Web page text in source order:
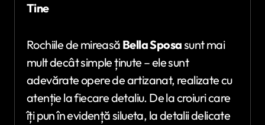
Tine
Rochiile de mireasă Bella Sposasunt mai
mult decât simple ținute – ele sunt
adevărate opere de artizanat, realizate cu
atenție la fiecare detaliu. De la croiuri care
îți pun în evidență silueta, la detalii delicate